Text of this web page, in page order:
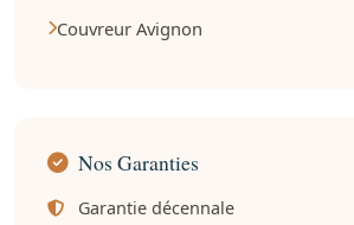
Couvreur Avignon
Nos Garanties
Garantie décennale